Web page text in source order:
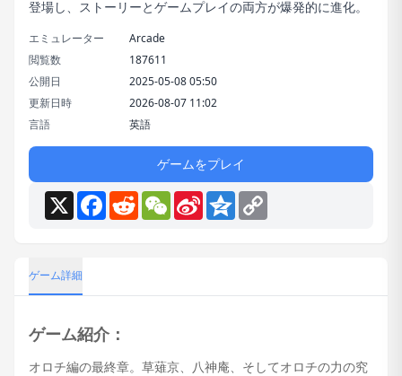
登場し、ストーリーとゲームプレイの両方が爆発的に進化。
エミュレーター
Arcade
閲覧数
187611
公開日
2025-05-08 05:50
更新日時
2026-08-07 11:02
言語
英語
ゲームをプレイ
X Facebook
RedditWeChat
Sina
Weibo
Qzone
ゲーム詳細
ゲーム紹介：
オロチ編の最終章。草薙京、八神庵、そしてオロチの力の究